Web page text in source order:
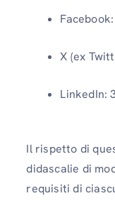
X (ex
LinkedIn:
Il rispetto di
didascalie di
requisiti di